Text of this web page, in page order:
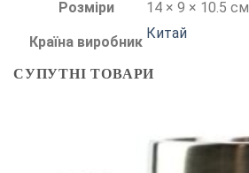
Розміри
14 × 9 × 10.5 см
Країна виробник
Китай
СУПУТНІ ТОВАРИ